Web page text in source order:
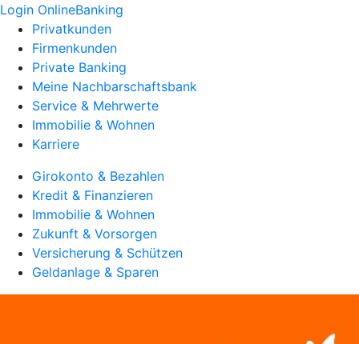
Login OnlineBanking
Privatkunden
Firmenkunden
Private Banking
Meine Nachbarschaftsbank
Service & Mehrwerte
Immobilie & Wohnen
Karriere
Girokonto & Bezahlen
Kredit & Finanzieren
Immobilie & Wohnen
Zukunft & Vorsorgen
Versicherung & Schützen
Geldanlage & Sparen